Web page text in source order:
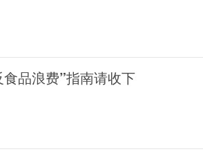
品浪费”指南请收下